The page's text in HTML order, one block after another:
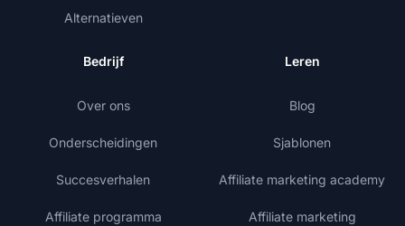
Alternatieven
Bedrijf
Over ons
Onderscheidingen
Succesverhalen
Affiliate programma
Leren
Blog
Sjablonen
Affiliate marketing academy
Affiliate marketing